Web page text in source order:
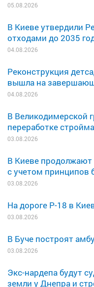
05.08.2026
В Киеве утвердили
отходами до 2035
04.08.2026
Реконструкция
вышла на
04.08.2026
В Великодимерской
переработке
03.08.2026
В Киеве продолжают
с учетом принципов
03.08.2026
На дороге Р-18 в
03.08.2026
В Буче построят
03.08.2026
Экс-нардепа будут
земли у Днепра и